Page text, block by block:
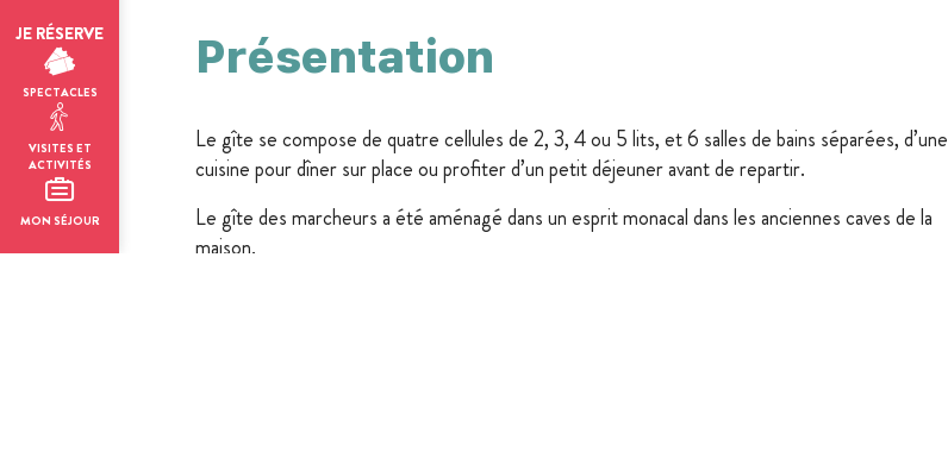
JE RÉSERVE
SPECTACLES
VISITES ET
ACTIVITÉS
MON SÉJOUR
Présentation
Le gîte se compose de quatre cellules de 2, 3, 4 ou 5 lits, et 6 salles de bains séparées, d’une
cuisine pour dîner sur place ou profiter d’un petit déjeuner avant de repartir.
Le gîte des marcheurs a été aménagé dans un esprit monacal dans les anciennes caves de la
maison.